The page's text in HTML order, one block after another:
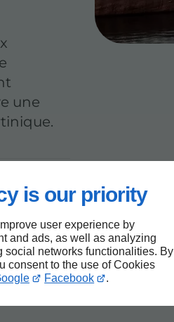
is our priority
user experience by
and ads, as well as analyzing
social networks functionalities. By
consent to the use of Cookies
Facebook .
une
au